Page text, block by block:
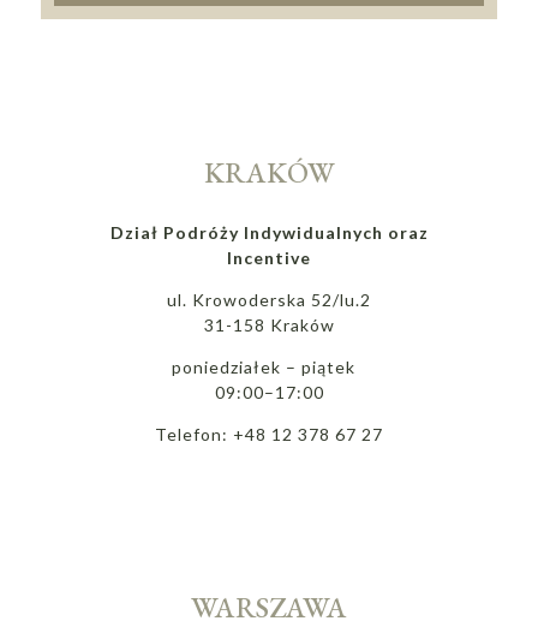
KRAKÓW
Dział Podróży Indywidualnych oraz
Incentive
ul. Krowoderska 52/lu.2
31-158 Kraków
poniedziałek – piątek
09:00–17:00
Telefon: +48 12 378 67 27
WARSZAWA